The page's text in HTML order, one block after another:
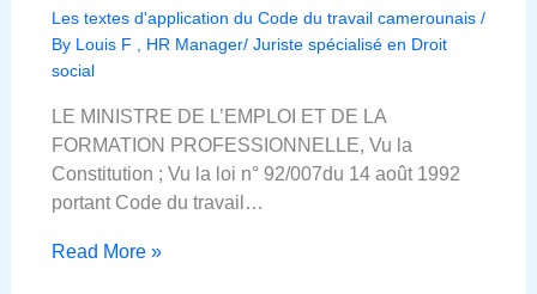
Les textes d'application du Code du travail camerounais/
By Louis F , HR Manager/ Juriste spécialisé en Droit
social
LE MINISTRE DE L’EMPLOI ET DE LA
FORMATION PROFESSIONNELLE, Vu la
Constitution ; Vu la loi n° 92/007du 14 août 1992
portant Code du travail…
Read More »